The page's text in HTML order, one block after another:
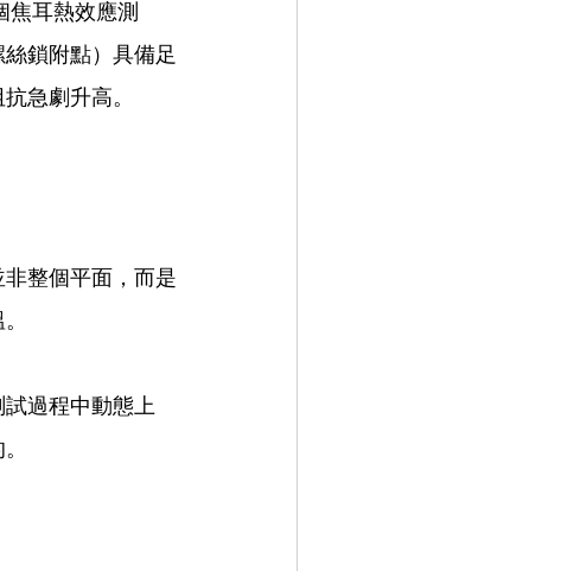
焦耳熱效應測
鎖附點）具備足
急劇升高。
整個平面，而是
過程中動態上